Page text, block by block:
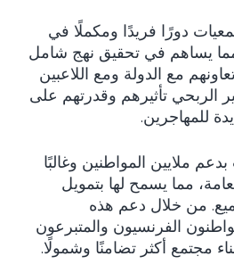
دورًا فريدًا ومكملًا في
يساهم في تحقيق نهج شامل
مع الدولة ومع اللاعبين
الربحي تأثيرهم وقدرتهم على
للمهاجرين.
ملايين المواطنين وغالبًا
مما يسمح لها بتمويل
من خلال دعم هذه
الفرنسيون والمتبرعون
مجتمع أكثر تضامنًا وشمولًا.